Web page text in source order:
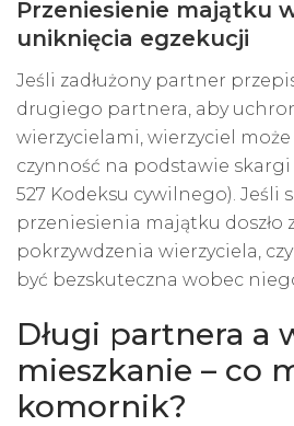
Przeniesienie majątku
uniknięcia egzekucji
Jeśli zadłużony partner
drugiego partnera, aby
wierzycielami, wierzyciel może
czynność na podstawie
527 Kodeksu cywilnego). Jeśli
przeniesienia majątku doszło
pokrzywdzenia wierzyciela,
być bezskuteczna wobec
Długi partnera a
mieszkanie – co
komornik?